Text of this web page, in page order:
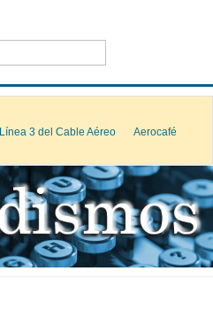
Línea 3 del Cable Aéreo
Aerocafé